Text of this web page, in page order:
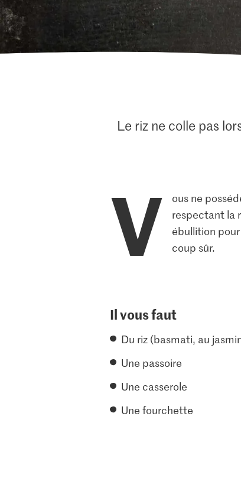
Le riz ne colle pas
V
ous ne
respectant la
ébullition
coup sûr.
Il vous faut
Du riz (basmati, au
Une passoire
Une casserole
Une fourchette